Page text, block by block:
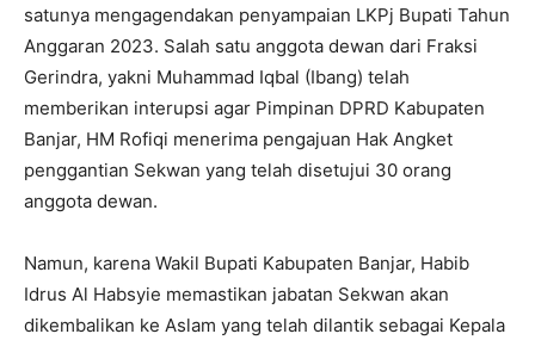
satunya mengagendakan penyampaian LKPj Bupati Tahun
Anggaran 2023. Salah satu anggota dewan dari Fraksi
Gerindra, yakni Muhammad Iqbal (Ibang) telah
memberikan interupsi agar Pimpinan DPRD Kabupaten
Banjar, HM Rofiqi menerima pengajuan Hak Angket
penggantian Sekwan yang telah disetujui 30 orang
anggota dewan.
Namun, karena Wakil Bupati Kabupaten Banjar, Habib
Idrus Al Habsyie memastikan jabatan Sekwan akan
dikembalikan ke Aslam yang telah dilantik sebagai Kepala